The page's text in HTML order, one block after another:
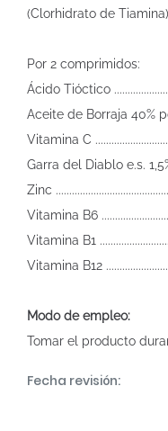
(Clorhidrato de
Por 2 comprimidos:
Ácido Tióctico
Aceite de Borraja 40%
Vitamina C
Garra del Diablo e.s.
Zinc
Vitamina B6
Vitamina B1
Vitamina B12
Modo de empleo:
Tomar el producto
Fecha revisión: